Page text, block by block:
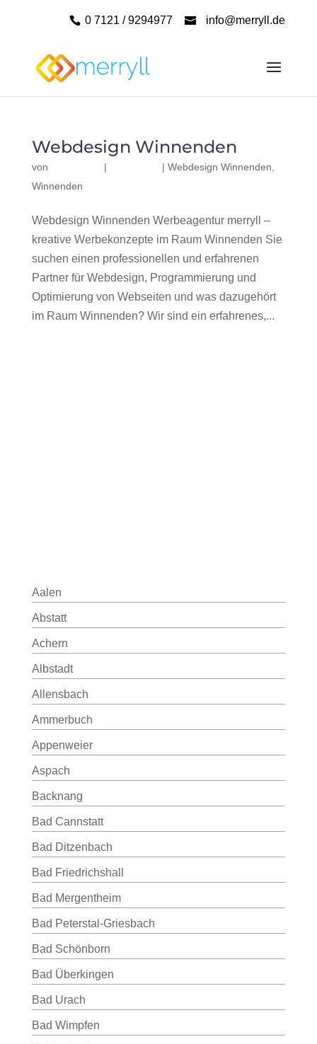
0 7121 / 9294977 info@merryll.de
Webdesign Winnenden
von | | Webdesign Winnenden
Winnenden
Webdesign Winnenden Werbeagentur merryll –
kreative Werbekonzepte im Raum Winnenden Sie
suchen einen professionellen und erfahrenen
Partner für Webdesign, Programmierung und
Optimierung von Webseiten und was dazugehört
im Raum Winnenden? Wir sind ein erfahrenes,...
Aalen
Abstatt
Achern
Albstadt
Allensbach
Ammerbuch
Appenweier
Aspach
Backnang
Bad Cannstatt
Bad Ditzenbach
Bad Friedrichshall
Bad Mergentheim
Bad Peterstal-Griesbach
Bad Schönborn
Bad Überkingen
Bad Urach
Bad Wimpfen